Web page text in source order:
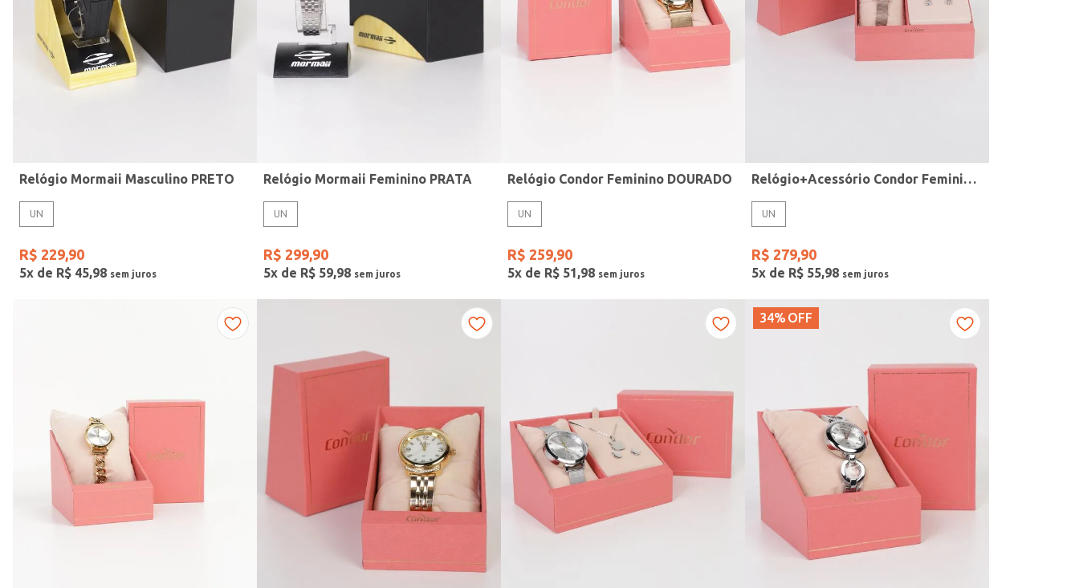
Faixas de preço
– R$ 390,00
Relógio Mormaii Masculino PRETO
UN
R$ 229,90
5x de R$ 45,98
Relógio Mormaii Feminino PRATA
UN
R$ 299,90
5x de R$ 59,98
Relógio Condor Feminino DOURADO
UN
R$ 259,90
5x de R$ 51,98
Relógio+Acessório Condor Feminino ROSE
UN
R$ 279,90
5x de R$ 55,98
34% OFF